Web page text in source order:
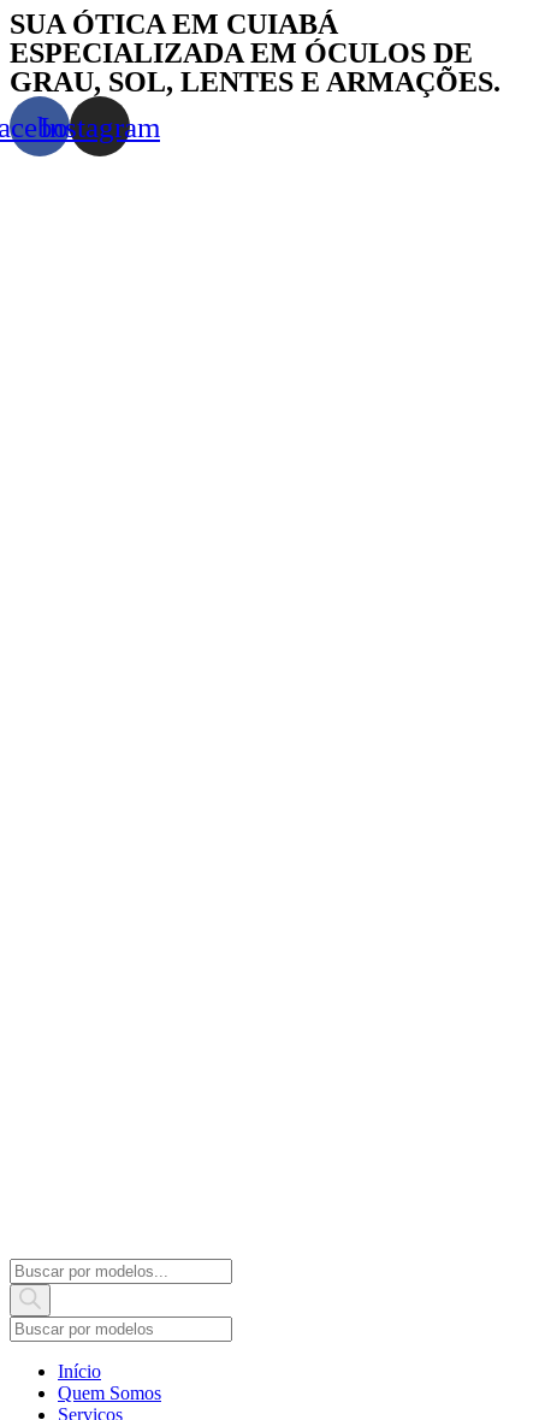
Skip
to
content
SUA ÓTICA EM CUIABÁ
ESPECIALIZADA EM ÓCULOS DE
GRAU, SOL, LENTES E ARMAÇÕES.
Instagram
Products
search
Início
Quem Somos
Serviços